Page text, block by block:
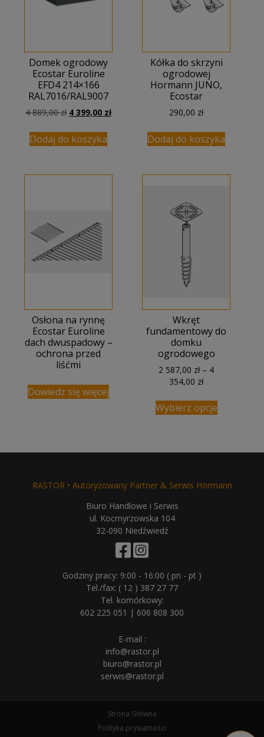
Domek ogrodowy
Ecostar Euroline
EFD4 214×166
RAL7016/RAL9007
4 889,00zł Pierwotna
wynosiła:
4
4 399,00 złAktualna
Dodaj do koszyka
Kółka do skrzyni
ogrodowej
Hormann JUNO,
Ecostar
290,00 zł
Dodaj do koszyka
Osłona na rynnę
Ecostar Euroline
dach dwuspadowy –
ochrona przed
liśćmi
Dowiedz się więcej
Wkręt
fundamentowy do
domku
ogrodowego
2 587,00 zł – 4
354,00 złZakres
od
2
4
Wybierz opcje
RASTOR • Autoryzowany Partner & Serwis Hörmann
Biuro Handlowe i Serwis
ul. Kocmyrzowska 104
32-090 Niedźwiedź
Godziny pracy: 9:00 - 16:00 ( pn - pt )
Tel./fax: ( 12 ) 387 27 77
Tel. komórkowy:
602 225 051 | 606 808 300
E-mail :
info@rastor.pl
biuro@rastor.pl
serwis@rastor.pl
Strona Główna
Polityka prywatności